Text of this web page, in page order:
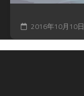
2016年10月10日